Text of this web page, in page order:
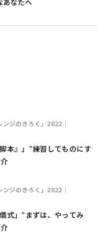
ジのきろく」2022｜
本』」”練習してものにす
ジのきろく」2022｜
式」”まずは、やってみ